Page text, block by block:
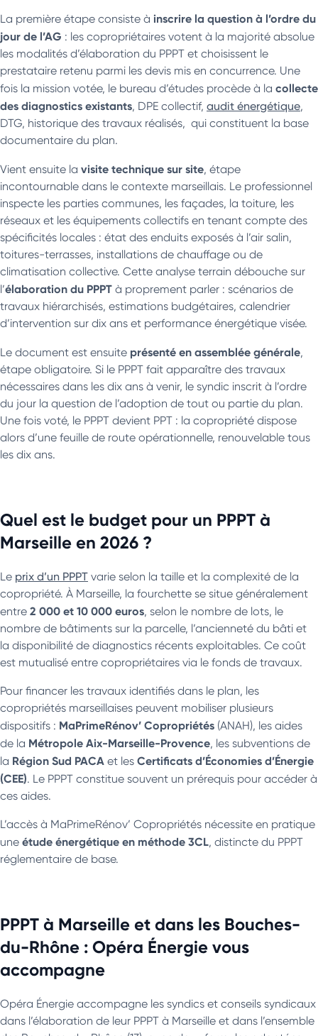
La première étape consiste à inscrire la question à l’ordre du
jour de l’AG : les copropriétaires votent à la majorité absolue
les modalités d’élaboration du PPPT et choisissent le
prestataire retenu parmi les devis mis en concurrence. Une
fois la mission votée, le bureau d’études procède à la collecte
des diagnostics existants, DPE collectif, audit énergétique,
DTG, historique des travaux réalisés, qui constituent la base
documentaire du plan.
Vient ensuite la visite technique sur site, étape
incontournable dans le contexte marseillais. Le professionnel
inspecte les parties communes, les façades, la toiture, les
réseaux et les équipements collectifs en tenant compte des
spécificités locales : état des enduits exposés à l’air salin,
toitures-terrasses, installations de chauffage ou de
climatisation collective. Cette analyse terrain débouche sur
l’élaboration du PPPT à proprement parler : scénarios de
travaux hiérarchisés, estimations budgétaires, calendrier
d’intervention sur dix ans et performance énergétique visée.
Le document est ensuite présenté en assemblée générale,
étape obligatoire. Si le PPPT fait apparaître des travaux
nécessaires dans les dix ans à venir, le syndic inscrit à l’ordre
du jour la question de l’adoption de tout ou partie du plan.
Une fois voté, le PPPT devient PPT : la copropriété dispose
alors d’une feuille de route opérationnelle, renouvelable tous
les dix ans.
Quel est le budget pour un PPPT à
Marseille en 2026 ?
Le prix d’un PPPT varie selon la taille et la complexité de la
copropriété. À Marseille, la fourchette se situe généralement
entre 2 000 et 10 000 euros, selon le nombre de lots, le
nombre de bâtiments sur la parcelle, l’ancienneté du bâti et
la disponibilité de diagnostics récents exploitables. Ce coût
est mutualisé entre copropriétaires via le fonds de travaux.
Pour financer les travaux identifiés dans le plan, les
copropriétés marseillaises peuvent mobiliser plusieurs
dispositifs : MaPrimeRénov’ Copropriétés (ANAH), les aides
de la Métropole Aix-Marseille-Provence, les subventions de
la Région Sud PACA et les Certificats d’Économies d’Énergie
(CEE). Le PPPT constitue souvent un prérequis pour accéder à
ces aides.
L’accès à MaPrimeRénov’ Copropriétés nécessite en pratique
une étude énergétique en méthode 3CL, distincte du PPPT
réglementaire de base.
PPPT à Marseille et dans les Bouches-
du-Rhône : Opéra Énergie vous
accompagne
Opéra Énergie accompagne les syndics et conseils syndicaux
dans l’élaboration de leur PPPT à Marseille et dans l’ensemble